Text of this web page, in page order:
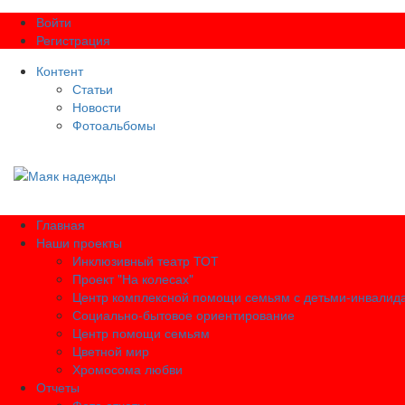
Войти
Регистрация
Контент
Статьи
Новости
Фотоальбомы
Главная
Наши проекты
Инклюзивный театр ТОТ
Проект "На колесах"
Центр комплексной помощи семьям с детьми-
Социально-бытовое ориентирование
Центр помощи семьям
Цветной мир
Хромосома любви
Отчеты